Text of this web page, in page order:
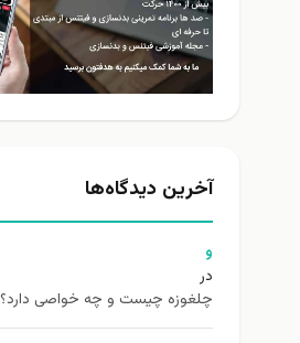
آخرین دیدگاه‌ها
و
در
چلغوزه چیست و چه خواصی دارد؟